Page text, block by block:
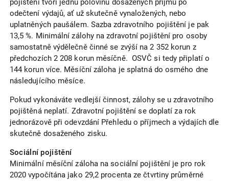
pojištění tvoří jednu polovinu dosažených příjmů po
odečtení výdajů, ať už skutečně vynaložených, nebo
uplatněných paušálem. Sazba zdravotního pojištění je pak
13,5 %. Minimální zálohy na zdravotní pojištění pro osoby
samostatně výdělečně činné se zvýší na 2 352 korun z
předchozích 2 208 korun měsíčně. OSVČ si tedy připlatí o
144 korun více. Měsíční záloha je splatná do osmého dne
následujícího měsíce.
Pokud vykonáváte vedlejší činnost, zálohy se u zdravotního
pojištěná neplatí. Zdravotní pojištění se doplatí za rok
jednorázově při odevzdání Přehledu o příjmech a výdajích dle
skutečně dosaženého zisku.
Sociální pojištění
Minimální měsíční záloha na sociální pojištění je pro rok
2020 vypočítána jako 29,2 procenta ze čtvrtiny průměrné